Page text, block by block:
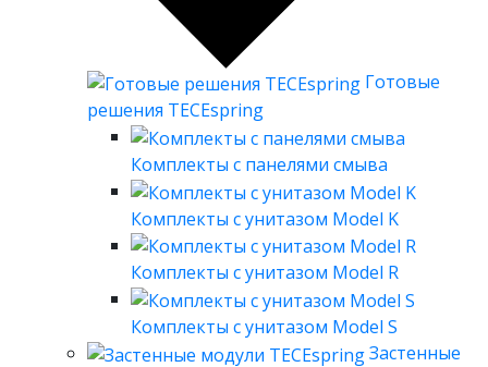
Готовые
решения TECEspring
Комплекты с панелями смыва
Комплекты с унитазом Model K
Комплекты с унитазом Model R
Комплекты с унитазом Model S
Застенные